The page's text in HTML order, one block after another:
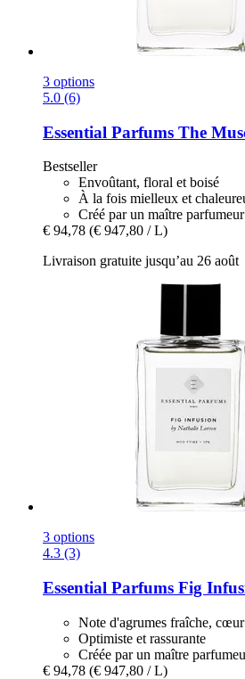
3 options
5.0 (6)
Essential Parfums The
Bestseller
Envoûtant, floral et boisé
À la fois mielleux et
Créé par un maître parfumeur
€ 94,78 (€ 947,80 / L)
Livraison gratuite jusqu’au 26 août
3 options
4.3 (3)
Essential Parfums Fig
Note d'agrumes fraîche,
Optimiste et rassurante
Créée par un maître
€ 94,78 (€ 947,80 / L)